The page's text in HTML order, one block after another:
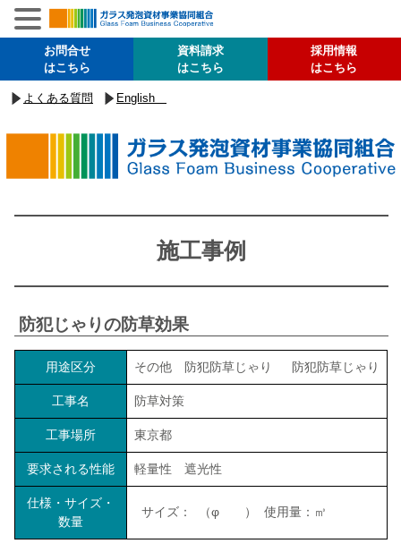
お問合せ
はこちら
資料請求
はこちら
採用情報
はこちら
よくある質問 English
施工事例
防犯じゃりの防草効果
用途区分 その他 防犯防草じゃり 防犯防草じゃり
工事名 防草対策
工事場所 東京都
要求される性能 軽量性 遮光性
仕様・サイズ・
数量
サイズ： （φ ） 使用量：㎥